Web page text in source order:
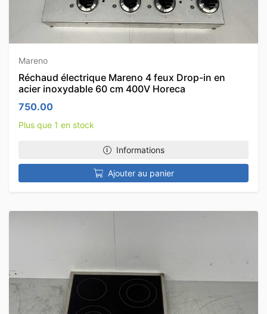
Mareno
Réchaud électrique Mareno 4 feux Drop-in en
acier inoxydable 60 cm 400V Horeca
750.00
Plus que 1 en stock
Informations
Ajouter au panier